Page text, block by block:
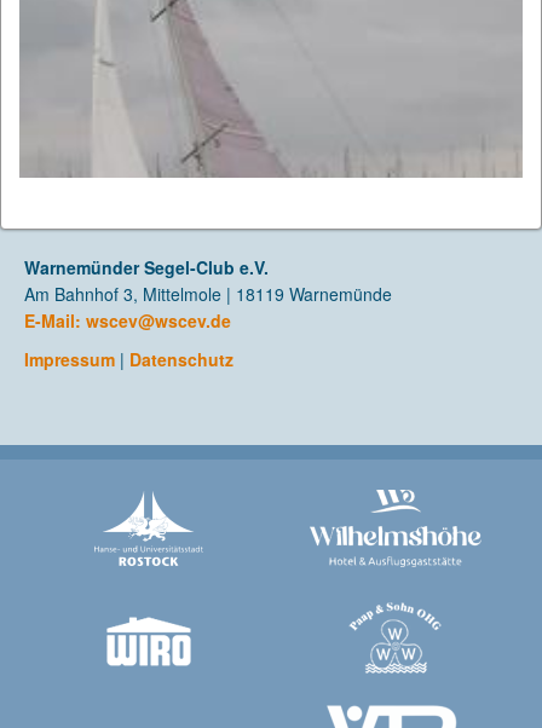
Warnemünder Segel-Club e.V.
Am Bahnhof 3, Mittelmole | 18119 Warnemünde
E-Mail: wscev@wscev.de
Impressum | Datenschutz